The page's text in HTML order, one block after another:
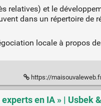
relatives) et le
dans un répertoire de
locale à propos
https://
en IA » | Usbek